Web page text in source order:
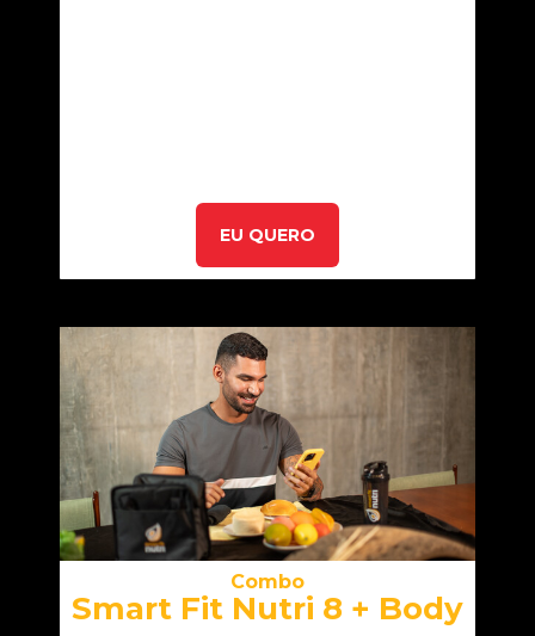
EU QUERO
Combo
Smart Fit Nutri 8 + Body